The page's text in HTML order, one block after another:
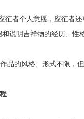
者个人意愿，应征者还
说明吉祥物的经历、性
的风格、形式不限，但